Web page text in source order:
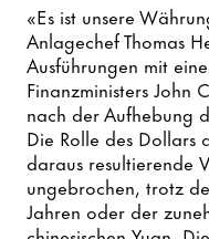
«Es ist unsere
Anlagechef Thomas
Ausführungen mit
Finanzministers John
nach der Aufhebung
Die Rolle des Dollars
daraus resultierende
ungebrochen, trotz
Jahren oder der